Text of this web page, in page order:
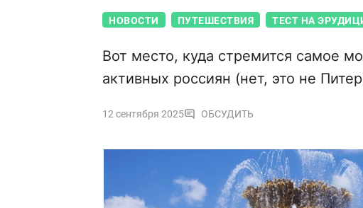
НОВОСТИ ПУТЕШЕСТВИЯ ТЕСТ НА
Вот место, куда стремится самое
активных россиян (нет, это не
12 сентября 2025 ОБСУДИТЬ